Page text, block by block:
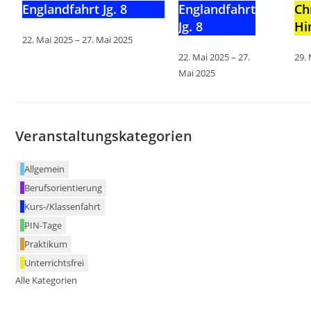
Englandfahrt Jg. 8
22. Mai 2025–27. Mai 2025
Englandfahrt
Jg. 8
22. Mai 2025–27.
Mai 2025
29.
Veranstaltungskategorien
Allgemein
Berufsorientierung
Kurs-/Klassenfahrt
PIN-Tage
Praktikum
Unterrichtsfrei
Alle Kategorien